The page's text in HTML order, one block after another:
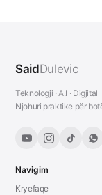
SaidDulevic
Teknologji · A.I · Digjital
Njohuri praktike për
Navigim
Kryefaqe